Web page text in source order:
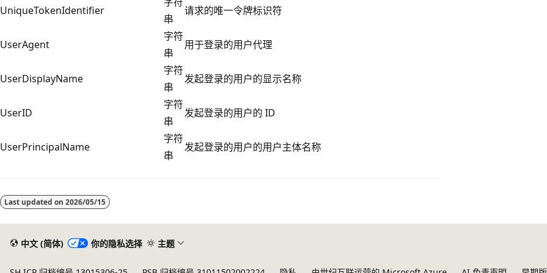
UniqueTokenIdentifier
串
请求的唯一令牌标识符
UserAgent
字符
串
用于登录的用户代理
UserDisplayName
字符
串
发起登录的用户的显示名称
UserID
字符
串
发起登录的用户的 ID
UserPrincipalName
字符
串
发起登录的用户的用户主体名称
Last updated on 2026/05/15
中文 (简体) 你的隐私选择 主题